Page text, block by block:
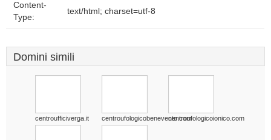
Content-
Type:
text/html; charset=utf-8
Domini simili
centroufficiverga.it centroufologicobenevento.comcentroufologicoionico.com